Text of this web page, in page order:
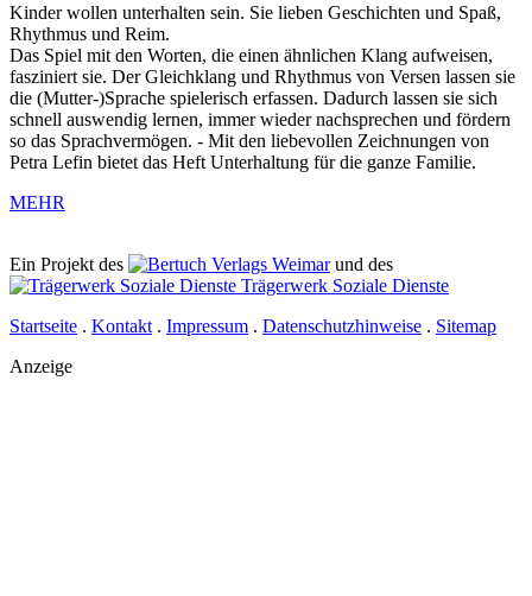
Kinder wollen unterhalten sein. Sie lieben Geschichten und Spaß,
Rhythmus und Reim.
Das Spiel mit den Worten, die einen ähnlichen Klang aufweisen,
fasziniert sie. Der Gleichklang und Rhythmus von Versen lassen sie
die (Mutter-)Sprache spielerisch erfassen. Dadurch lassen sie sich
schnell auswendig lernen, immer wieder nachsprechen und fördern
so das Sprachvermögen. - Mit den liebevollen Zeichnungen von
Petra Lefin bietet das Heft Unterhaltung für die ganze Familie.
MEHR
Ein Projekt des Verlags Weimarund des
Trägerwerk Soziale Dienste
Startseite . Kontakt . Impressum . Datenschutzhinweise . Sitemap
Anzeige